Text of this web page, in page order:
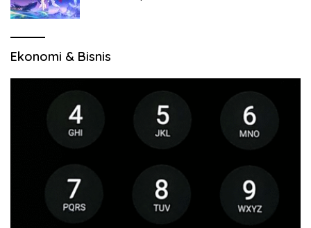
Ekonomi & Bisnis